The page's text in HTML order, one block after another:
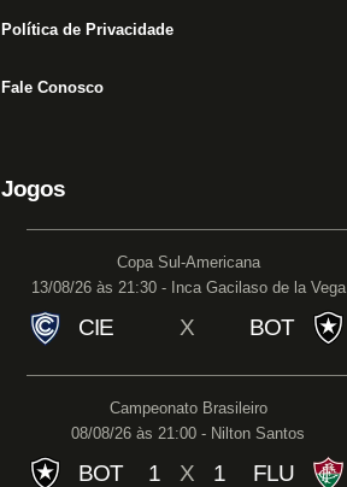
Política de Privacidade
Fale Conosco
Jogos
Copa Sul-Americana
13/08/26 às 21:30 - Inca Gacilaso de la Vega
CIE X BOT
Campeonato Brasileiro
08/08/26 às 21:00 - Nilton Santos
BOT 1 X 1 FLU